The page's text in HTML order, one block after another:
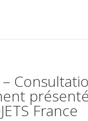
France